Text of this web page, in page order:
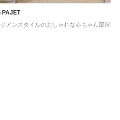
PAJET
アンスタイルのおしゃれな赤ちゃん部屋